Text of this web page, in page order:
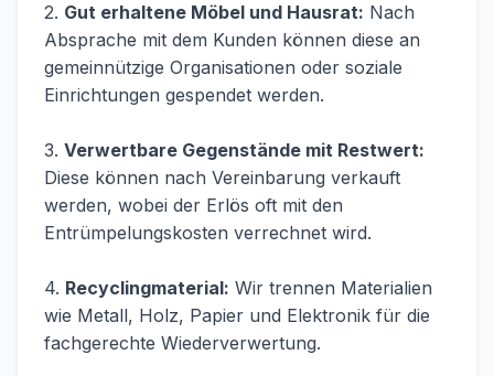
2. Gut erhaltene Möbel und Hausrat: Nach
Absprache mit dem Kunden können diese an
gemeinnützige Organisationen oder soziale
Einrichtungen gespendet werden.
3. Verwertbare Gegenstände mit Restwert:
Diese können nach Vereinbarung verkauft
werden, wobei der Erlös oft mit den
Entrümpelungskosten verrechnet wird.
4. Recyclingmaterial: Wir trennen Materialien
wie Metall, Holz, Papier und Elektronik für die
fachgerechte Wiederverwertung.